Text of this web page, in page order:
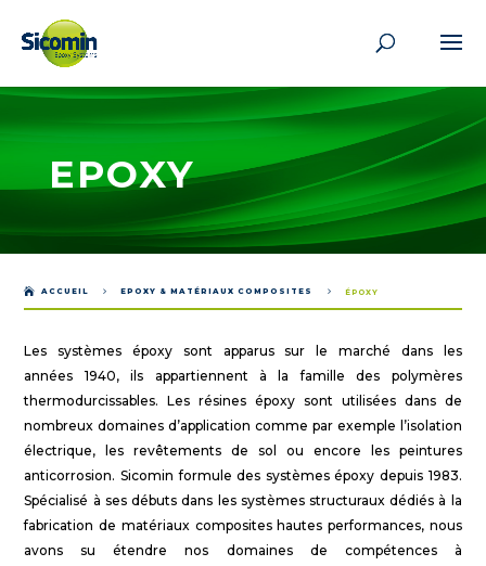
EPOXY
 ACCUEIL 5 EPOXY & MATÉRIAUX COMPOSITES 5 ÉPOXY
Les systèmes époxy sont apparus sur le marché dans les
années 1940, ils appartiennent à la famille des polymères
thermodurcissables. Les résines époxy sont utilisées dans de
nombreux domaines d’application comme par exemple l’isolation
électrique, les revêtements de sol ou encore les peintures
anticorrosion. Sicomin formule des systèmes époxy depuis 1983.
Spécialisé à ses débuts dans les systèmes structuraux dédiés à la
fabrication de matériaux composites hautes performances, nous
avons su étendre nos domaines de compétences à